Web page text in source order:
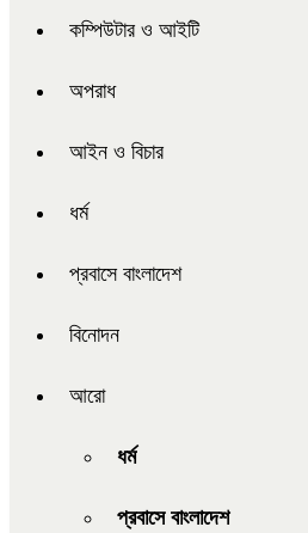
কম্পিউটার ও আইটি
অপরাধ
আইন ও বিচার
ধর্ম
প্রবাসে বাংলাদেশ
বিনোদন
আরো
ধর্ম
প্রবাসে বাংলাদেশ